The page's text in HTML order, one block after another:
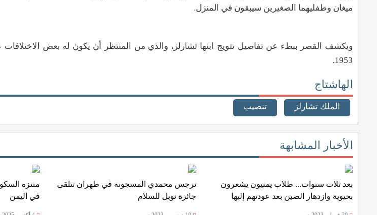
ميغان وطفليهما الصغيرين سيبقون في المنزل.
ويكشف القصر ببطء عن تفاصيل تتويج ابنها تشارلز، والذي من المنتظر أن يكون له بعض
1953.
الهاشتاج
الملك تشارلز تنصيب
الأخبار المشابهة
بعد ثلاث سنوات... طلاب يمنيون يشعرون
بحيوية وازدهار الصين بعد عودتهم إليها
نرجس محمدي المسجونة في طهران تتلقى
جائزة نوبل للسلام
متنزه
في اليمن